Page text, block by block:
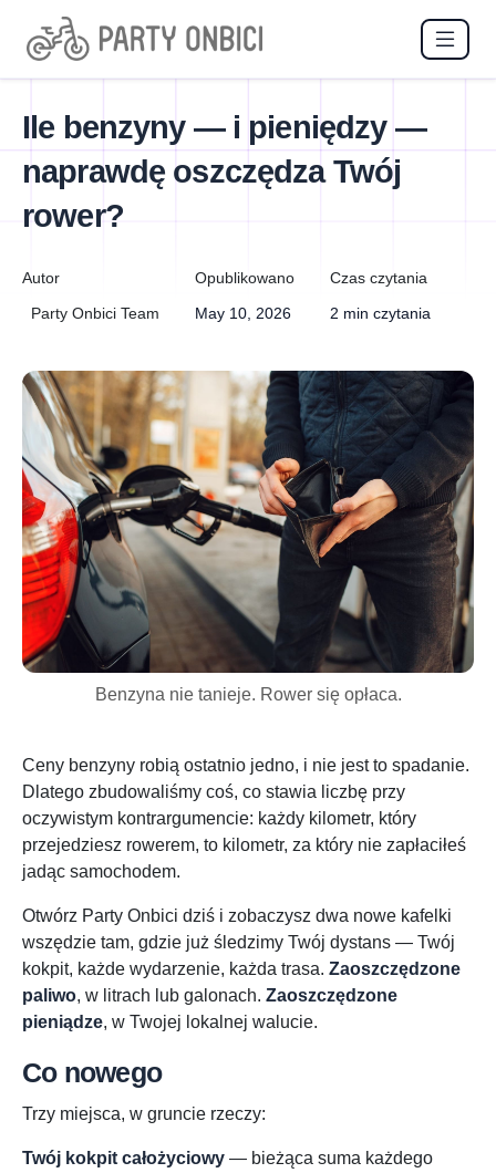
Ile benzyny — i pieniędzy —
naprawdę oszczędza Twój
rower?
Autor
Party Onbici Team
Opublikowano
May 10, 2026
Czas czytania
2 min czytania
Benzyna nie tanieje. Rower się opłaca.
Ceny benzyny robią ostatnio jedno, i nie jest to spadanie.
Dlatego zbudowaliśmy coś, co stawia liczbę przy
oczywistym kontrargumencie: każdy kilometr, który
przejedziesz rowerem, to kilometr, za który nie zapłaciłeś
jadąc samochodem.
Otwórz Party Onbici dziś i zobaczysz dwa nowe kafelki
wszędzie tam, gdzie już śledzimy Twój dystans — Twój
kokpit, każde wydarzenie, każda trasa. Zaoszczędzone
paliwo, w litrach lub galonach. Zaoszczędzone
pieniądze, w Twojej lokalnej walucie.
Co nowego
Trzy miejsca, w gruncie rzeczy:
Twój kokpit całożyciowy — bieżąca suma każdego